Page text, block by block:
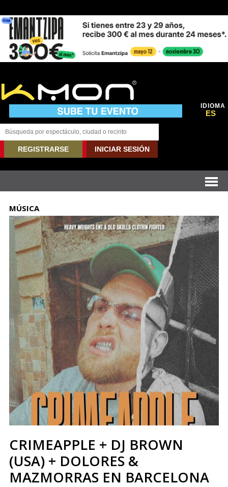
IDIOMA
ES
REGISTRARSE INICIAR SESIÓN
MÚSICA
CRIMEAPPLE + DJ BROWN
(USA) + DOLORES &
MAZMORRAS EN BARCELONA